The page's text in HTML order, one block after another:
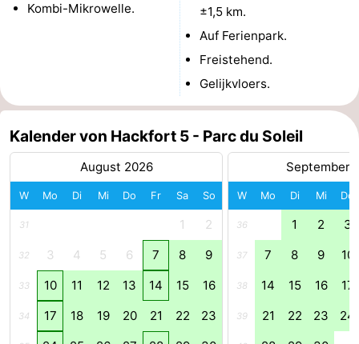
Duinen
aan
Bergen
-
Zee
duinreservaat
Wijk
aan
Zee
-
Natur
Zuid-
Kennermerland
Amsterdam
Haarlem
Zandvoort
Südholland
Kombi-Mikrowelle.
±1,5 km.
Auf Ferienpark.
Freistehend.
Gelijkvloers.
Kalender von Hackfort 5 - Parc du Soleil
August 2026
W Mo Di Mi Do Fr Sa So
31 1 2
32 3 4 5 6 7 8 9
33 10 11 12 13 14 15 16
34 17 18 19 20 21 22 23
September
W Mo Di Mi Do
36 1 2 3
37 7 8 9 10
38 14 15 16 17
39 21 22 23 24